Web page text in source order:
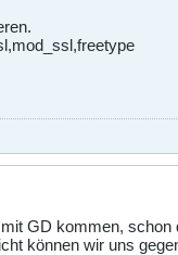
GD kommen,
können wir uns